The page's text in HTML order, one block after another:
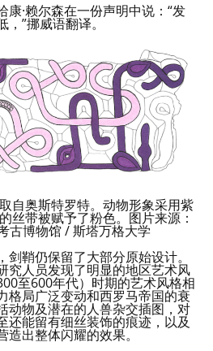
·赖尔森在一份声明中说：“发
，”挪威语翻译。
自奥斯特罗特。动物形象采用紫
丝带被赋予了粉色。图片来源：
古博物馆 / 斯塔万格大学
鞘仍保留了大部分原始设计。
究人员发现了明显的地区艺术风
至600年代）时期的艺术风格相
格局广泛变动和西罗马帝国的衰
动物及潜在的人兽杂交插图，对
还能留有细丝装饰的痕迹，以及
出整体闪耀的效果。